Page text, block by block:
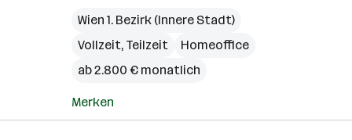
Wien 1. Bezirk (Innere Stadt)
Vollzeit, Teilzeit
Homeoffice
ab 2.800 € monatlich
Merken